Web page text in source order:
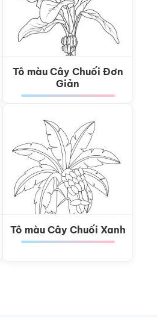
Tô màu Cây Chuối Đơn
Giản
Tô màu Cây Chuối Xanh